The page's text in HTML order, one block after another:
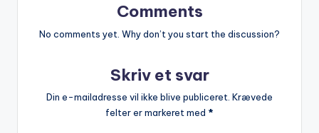
Comments
No comments yet. Why don’t you start the discussion?
Skriv et svar
Din e-mailadresse vil ikke blive publiceret. Krævede
felter er markeret med *